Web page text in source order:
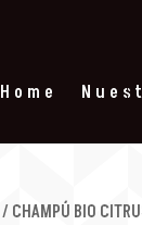
Home
/ CHAMPÚ BIO